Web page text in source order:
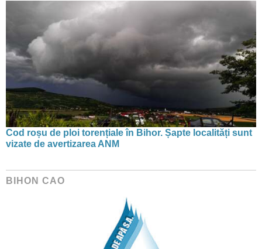
Cod roșu de ploi torențiale în Bihor. Șapte localități sunt
vizate de avertizarea ANM
BIHON CAO